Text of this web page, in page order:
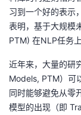
习到一个好的表示
表明，基于大规模
PTM) 在NLP任务
近年来，大量的研
Models, PTM）可
同时能够避免从零
模型的出现（即